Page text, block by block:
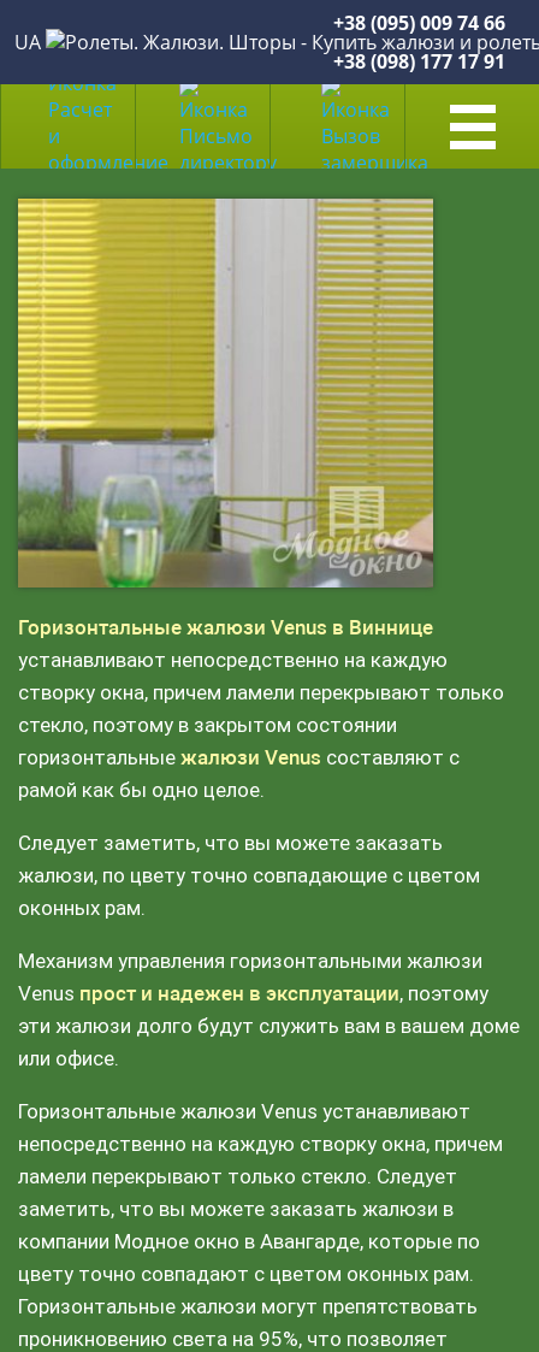
UA
+38 (095) 009 74 66
+38 (098) 177 17 91
Горизонтальные жалюзи Venus в Виннице
устанавливают непосредственно на каждую
створку окна, причем ламели перекрывают только
стекло, поэтому в закрытом состоянии
горизонтальные жалюзи Venus составляют с
рамой как бы одно целое.
Следует заметить, что вы можете заказать
жалюзи, по цвету точно совпадающие с цветом
оконных рам.
Механизм управления горизонтальными жалюзи
Venus прост и надежен в эксплуатации, поэтому
эти жалюзи долго будут служить вам в вашем доме
или офисе.
Горизонтальные жалюзи Venus устанавливают
непосредственно на каждую створку окна, причем
ламели перекрывают только стекло. Следует
заметить, что вы можете заказать жалюзи в
компании Модное окно в Авангарде, которые по
цвету точно совпадают с цветом оконных рам.
Горизонтальные жалюзи могут препятствовать
проникновению света на 95%, что позволяет